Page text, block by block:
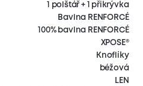
1 polštář + 1 přikrývka
Bavlna RENFORCÉ
100% bavlna RENFORCÉ
XPOSE®
Knoflíky
béžová
LEN